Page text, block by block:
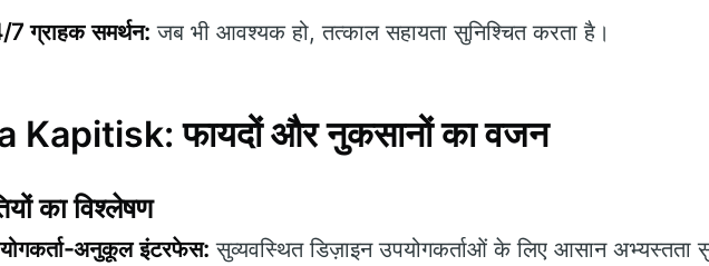
7 ग्राहक समर्थन: जब भी आवश्यक हो, तत्काल सहायता सुनिश्चित करता है।
Kapitisk: फायदों और नुकसानों का वजन
का विश्लेषण
अनुकूल इंटरफेस: सुव्यवस्थित डिज़ाइन उपयोगकर्ताओं के लिए आसान अभ्यस्तता